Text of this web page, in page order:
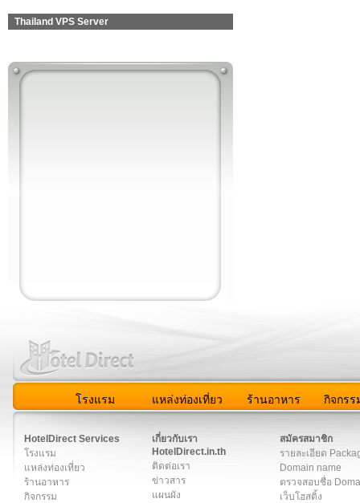
Thailand VPS Server
โรงแรม แหล่งท่องเที่ยว ร้านอาหาร กิจกรร
HotelDirect Services
โรงแรม
แหล่งท่องเที่ยว
ร้านอาหาร
กิจกรรม
เกี่ยวกับเรา
HotelDirect.in.th
ติดต่อเรา
ข่าวสาร
แผนผัง
สมัครสมาชิก
รายละเอียด
Domain name
ตรวจสอบชื่อ
เว็บโฮสติ้ง